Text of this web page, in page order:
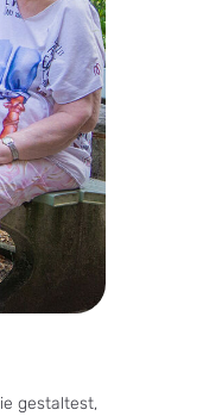
gestaltest,